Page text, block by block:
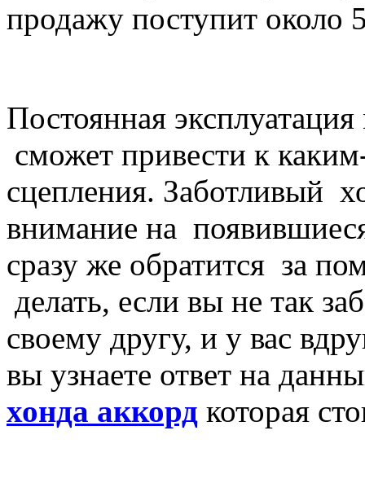
продажу поступит около
Постоянная
сможет привести к
сцепления. Заботливый
внимание на
сразу же обратится за
делать, если вы не так
своему другу, и у вас
вы узнаете ответ на
хонда аккорд которая